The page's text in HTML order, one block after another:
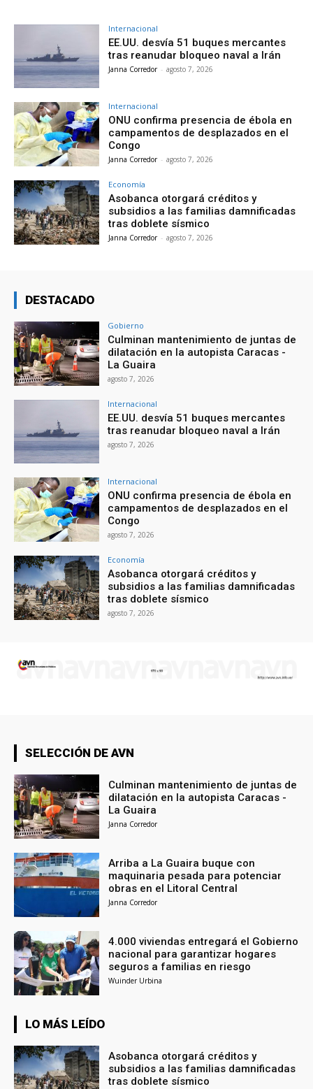
Internacional
EE.UU. desvía 51 buques mercantes
tras reanudar bloqueo naval a Irán
Janna Corredor - agosto 7, 2026
Internacional
ONU confirma presencia de ébola en
campamentos de desplazados en el
Congo
Janna Corredor - agosto 7, 2026
Economía
Asobanca otorgará créditos y
subsidios a las familias damnificadas
tras doblete sísmico
Janna Corredor - agosto 7, 2026
DESTACADO
Gobierno
Culminan mantenimiento de juntas de
dilatación en la autopista Caracas -
La Guaira
agosto 7, 2026
Internacional
EE.UU. desvía 51 buques mercantes
tras reanudar bloqueo naval a Irán
agosto 7, 2026
Internacional
ONU confirma presencia de ébola en
campamentos de desplazados en el
Congo
agosto 7, 2026
Economía
Asobanca otorgará créditos y
subsidios a las familias damnificadas
tras doblete sísmico
agosto 7, 2026
SELECCIÓN DE AVN
Culminan mantenimiento de juntas de
dilatación en la autopista Caracas -
La Guaira
Janna Corredor
Arriba a La Guaira buque con
maquinaria pesada para potenciar
obras en el Litoral Central
Janna Corredor
4.000 viviendas entregará el Gobierno
nacional para garantizar hogares
seguros a familias en riesgo
Wuinder Urbina
LO MÁS LEÍDO
Asobanca otorgará créditos y
subsidios a las familias damnificadas
tras doblete sísmico